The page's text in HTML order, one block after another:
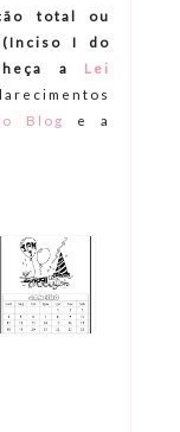
total ou
(Inciso I do
a
Lei
Blog
e a